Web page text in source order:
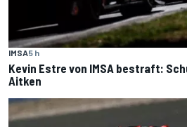
IMSA5 h
Kevin Estre von IMSA bestraft:
Aitken